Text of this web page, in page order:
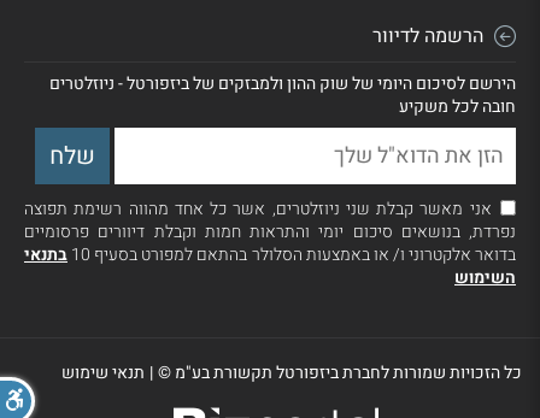
הרשמה לדיוור
הירשם לסיכום היומי של שוק ההון ולמבזקים של ביזפורטל - ניוזלטרים
חובה לכל משקיע
אני מאשר קבלת שני ניוזלטרים, אשר כל אחד מהווה רשימת תפוצה
נפרדת, בנושאים סיכום יומי והתראות חמות וקבלת דיוורים פרסומיים
בדואר אלקטרוני ו/ או באמצעות הסלולר בהתאם למפורט בסעיף 10
בתנאי
השימוש
כל הזכויות שמורות לחברת ביזפורטל תקשורת בע"מ ©| תנאי שימוש